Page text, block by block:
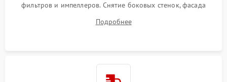
фильтров и импеллеров. Снятие боковых стенок, фасада
циркуляционному насосу, ТЭНу и сливной помпе.
Подробнее